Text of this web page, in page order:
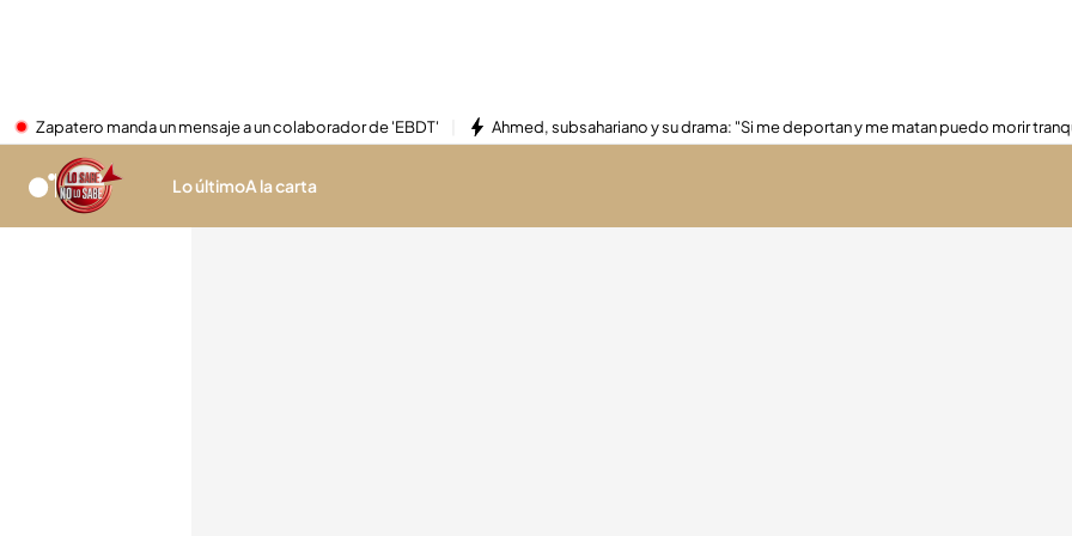
Zapatero manda un mensaje a un colaborador de 'EBDT' Ahmed, subsahariano y su drama: "Si me deportan y me matan puedo morir
Lo últimoA la carta